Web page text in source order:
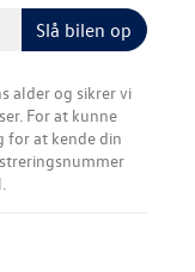
Kontrol af
Slå bilen op
alder og sikrer vi
for at kende din